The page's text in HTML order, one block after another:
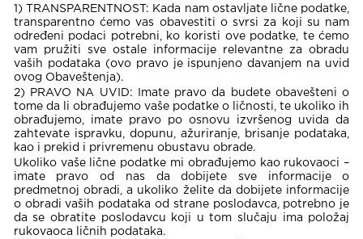
1) TRANSPARENTNOST: Kada nam ostavljate lične podatke,
transparentno ćemo vas obavestiti o svrsi za koji su nam
određeni podaci potrebni, ko koristi ove podatke, te ćemo
vam pružiti sve ostale informacije relevantne za obradu
vaših podataka (ovo pravo je ispunjeno davanjem na uvid
ovog Obaveštenja).
2) PRAVO NA UVID: Imate pravo da budete obavešteni o
tome da li obrađujemo vaše podatke o ličnosti, te ukoliko ih
obrađujemo, imate pravo po osnovu izvršenog uvida da
zahtevate ispravku, dopunu, ažuriranje, brisanje podataka,
kao i prekid i privremenu obustavu obrade.
Ukoliko vaše lične podatke mi obrađujemo kao rukovaoci –
imate pravo od nas da dobijete sve informacije o
predmetnoj obradi, a ukoliko želite da dobijete informacije
o obradi vaših podataka od strane poslodavca, potrebno je
da se obratite poslodavcu koji u tom slučaju ima položaj
rukovaoca ličnih podataka.